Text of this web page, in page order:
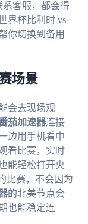
系客服，都会得
界杯比利时 vs
你切换到备用
场景
会去现场观
茄加速器连接
边用手机看中
看比赛，实时
能轻松打开央
比赛，不会因为
的北美节点会
也能稳定连